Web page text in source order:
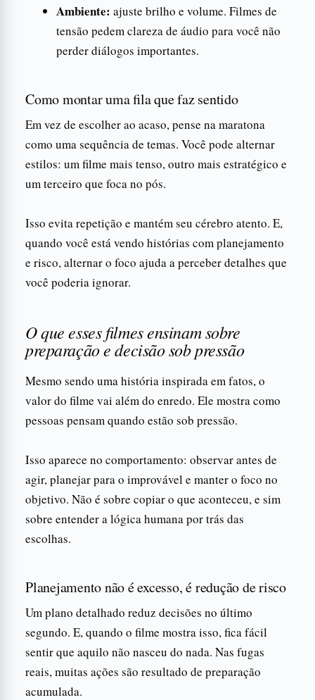
Ambiente: ajuste brilho e volume. Filmes de
tensão pedem clareza de áudio para você não
perder diálogos importantes.
Como montar uma fila que faz sentido
Em vez de escolher ao acaso, pense na maratona
como uma sequência de temas. Você pode alternar
estilos: um filme mais tenso, outro mais estratégico e
um terceiro que foca no pós.
Isso evita repetição e mantém seu cérebro atento. E,
quando você está vendo histórias com planejamento
e risco, alternar o foco ajuda a perceber detalhes que
você poderia ignorar.
O que esses filmes ensinam sobre
preparação e decisão sob pressão
Mesmo sendo uma história inspirada em fatos, o
valor do filme vai além do enredo. Ele mostra como
pessoas pensam quando estão sob pressão.
Isso aparece no comportamento: observar antes de
agir, planejar para o improvável e manter o foco no
objetivo. Não é sobre copiar o que aconteceu, e sim
sobre entender a lógica humana por trás das
escolhas.
Planejamento não é excesso, é redução de risco
Um plano detalhado reduz decisões no último
segundo. E, quando o filme mostra isso, fica fácil
sentir que aquilo não nasceu do nada. Nas fugas
reais, muitas ações são resultado de preparação
acumulada.